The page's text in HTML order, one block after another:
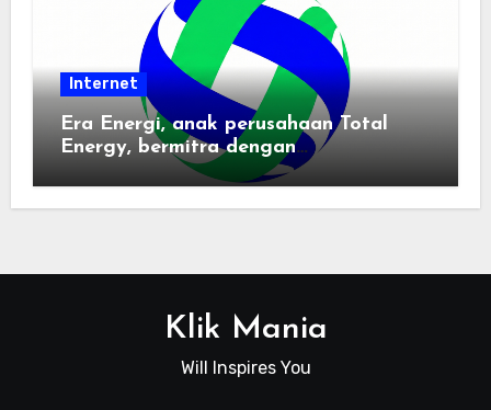
Internet
Era Energi, anak perusahaan Total
Energy, bermitra dengan
Zhuochuangtong untuk mempercepat
Klik Mania
Will Inspires You